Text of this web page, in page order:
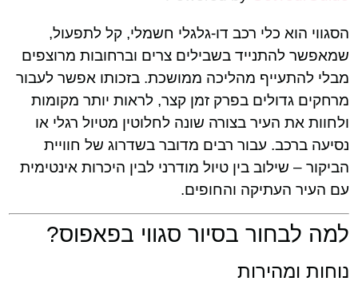
הסגווי הוא כלי רכב דו-גלגלי חשמלי, קל לתפעול,
שמאפשר להתנייד בשבילים צרים וברחובות מרוצפים
מבלי להתעייף מהליכה ממושכת. בזכותו אפשר לעבור
מרחקים גדולים בפרק זמן קצר, לראות יותר מקומות
ולחוות את העיר בצורה שונה לחלוטין מטיול רגלי או
נסיעה ברכב. עבור רבים מדובר בשדרוג של חוויית
הביקור – שילוב בין טיול מודרני לבין היכרות אינטימית
עם העיר העתיקה והחופים.
למה לבחור בסיור סגווי בפאפוס?
נוחות ומהירות